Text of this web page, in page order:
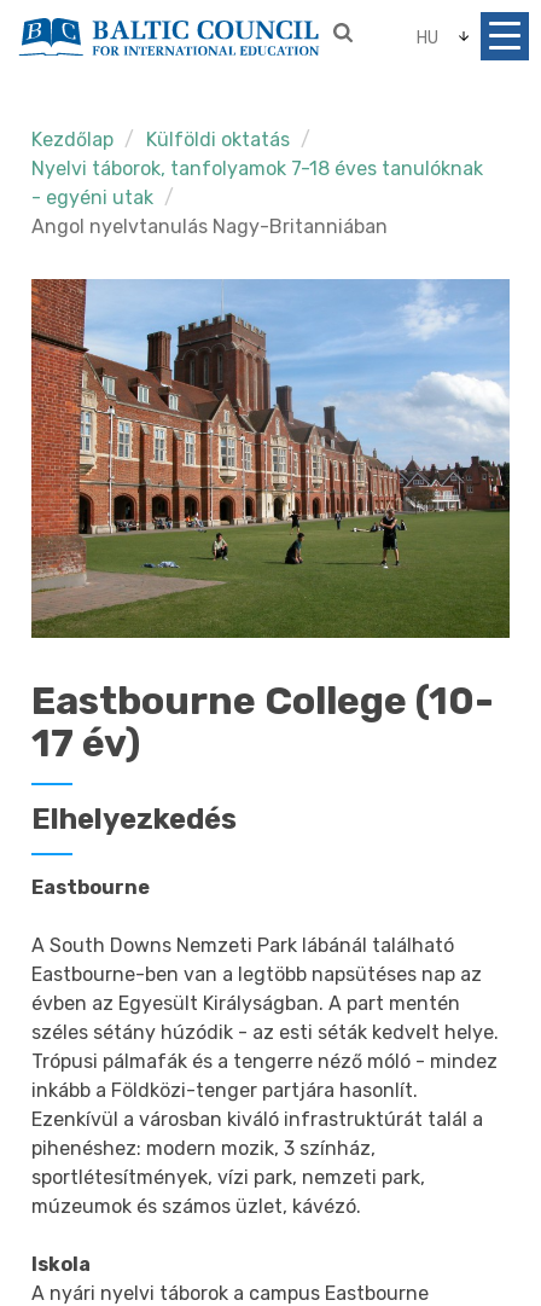
HU
Kezdőlap
Külföldi oktatás
Nyelvi táborok, tanfolyamok 7-18 éves tanulóknak
- egyéni utak
Angol nyelvtanulás Nagy-Britanniában
Eastbourne College (10-
17 év)
Elhelyezkedés
Eastbourne
A South Downs Nemzeti Park lábánál található
Eastbourne-ben van a legtöbb napsütéses nap az
évben az Egyesült Királyságban. A part mentén
széles sétány húzódik - az esti séták kedvelt helye.
Trópusi pálmafák és a tengerre néző móló - mindez
inkább a Földközi-tenger partjára hasonlít.
Ezenkívül a városban kiváló infrastruktúrát talál a
pihenéshez: modern mozik, 3 színház,
sportlétesítmények, vízi park, nemzeti park,
múzeumok és számos üzlet, kávézó.
Iskola
A nyári nyelvi táborok a campus Eastbourne